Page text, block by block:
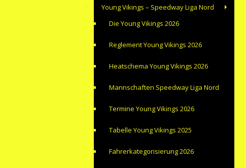
Young Vikings – Speedway Liga Nord
Die Young Vikings 2026
Reglement Young Vikings 2026
Heatschema Young Vikings 2026
Mannschaften Speedway Liga Nord
Termine Young Vikings 2026
Tabelle Young Vikings 2025
Fahrerkategorisierung 2026